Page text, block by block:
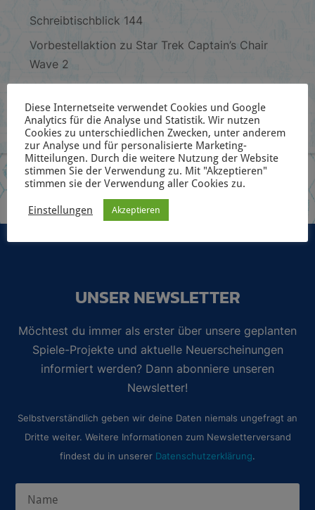
Schreibtischblick 144
Vorbestellaktion zu Star Trek Captain’s Chair
Wave 2
UNSER NEWSLETTER
Möchtest du immer als erster über unsere geplanten
Spiele-Projekte und aktuelle Neuerscheinungen
informiert werden? Dann abonniere unseren
Newsletter!
Selbstverständlich geben wir deine Daten niemals ungefragt an
Dritte weiter. Weitere Informationen zum Newsletterversand
findest du in unserer Datenschutzerklärung.
Diese Internetseite verwendet Cookies und Google
Analytics für die Analyse und Statistik. Wir nutzen
Cookies zu unterschiedlichen Zwecken, unter anderem
zur Analyse und für personalisierte Marketing-
Mitteilungen. Durch die weitere Nutzung der Website
stimmen Sie der Verwendung zu. Mit "Akzeptieren"
stimmen sie der Verwendung aller Cookies zu.
Einstellungen Akzeptieren